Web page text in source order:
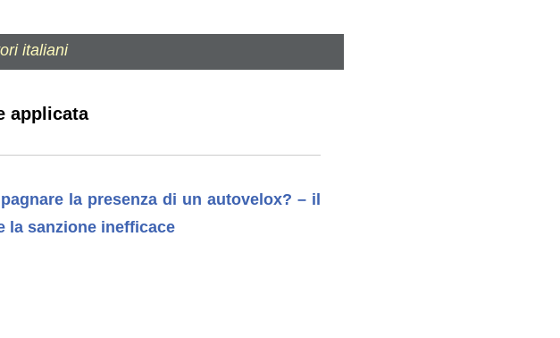
italiani
applicata
la presenza di un autovelox? – il
la sanzione inefficace